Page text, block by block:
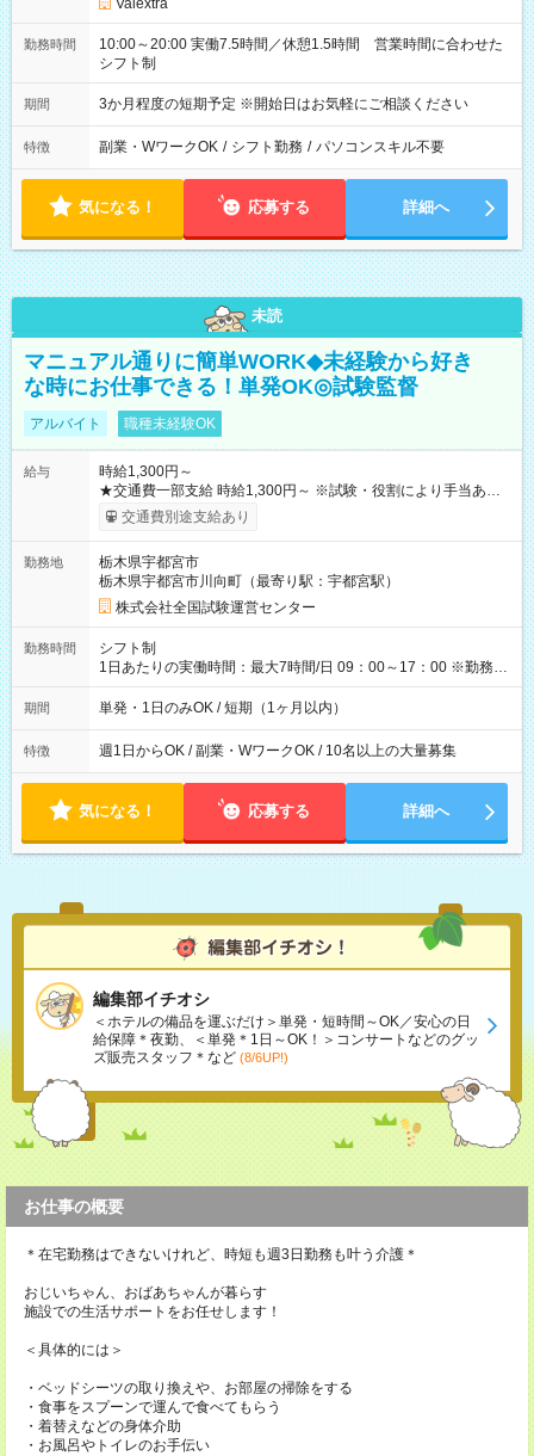
Valextra
勤務時間
10:00～20:00 実働7.5時間／休憩1.5時間 営業時間に合わせた
シフト制
期間 3か月程度の短期予定 ※開始日はお気軽にご相談ください
特徴 副業・WワークOK / シフト勤務 / パソコンスキル不要
気になる！ 応募する 詳細へ
未読
マニュアル通りに簡単WORK◆未経験から好き
な時にお仕事できる！単発OK◎試験監督
アルバイト 職種未経験OK
給与
時給1,300円～
★交通費一部支給 時給1,300円～ ※試験・役割により手当あり
※勤務回数により昇給あり 【即給（前払い）オプションあ
り！】 希望される場合、勤務から1週間ほどで給与の一部を受け
例】 ・河合塾模擬試験 8:30～17:30（休憩1時間） 時給1,300円
×8時間＝日収10,400円＋交通費 ※当日の役割により時給＋100
円の場合あり ・国家試験 7:00～13:30（休憩なし） 時給1,300
円（役割手当＋100円）×6時間＝日収8,400円＋交通費 【試用期
間】試用期間なし
交通費別途支給あり
勤務地
栃木県宇都宮市
栃木県宇都宮市川向町（最寄り駅：宇都宮駅）
株式会社全国試験運営センター
勤務時間
シフト制
1日あたりの実働時間：最大7時間/日 09：00～17：00 ※勤務時
間は 試験により異なります。
期間 単発・1日のみOK / 短期（1ヶ月以内）
特徴 週1日からOK / 副業・WワークOK / 10名以上の大量募集
気になる！ 応募する 詳細へ
編集部イチオシ
＜ホテルの備品を運ぶだけ＞単発・短時間～OK／安心の日
給保障＊夜勤、＜単発＊1日～OK！＞コンサートなどのグッ
ズ販売スタッフ＊など (8/6UP!)
お仕事の概要
＊在宅勤務はできないけれど、時短も週3日勤務も叶う介護＊
おじいちゃん、おばあちゃんが暮らす
施設での生活サポートをお任せします！
＜具体的には＞
・ベッドシーツの取り換えや、お部屋の掃除をする
・食事をスプーンで運んで食べてもらう
・着替えなどの身体介助
・お風呂やトイレのお手伝い